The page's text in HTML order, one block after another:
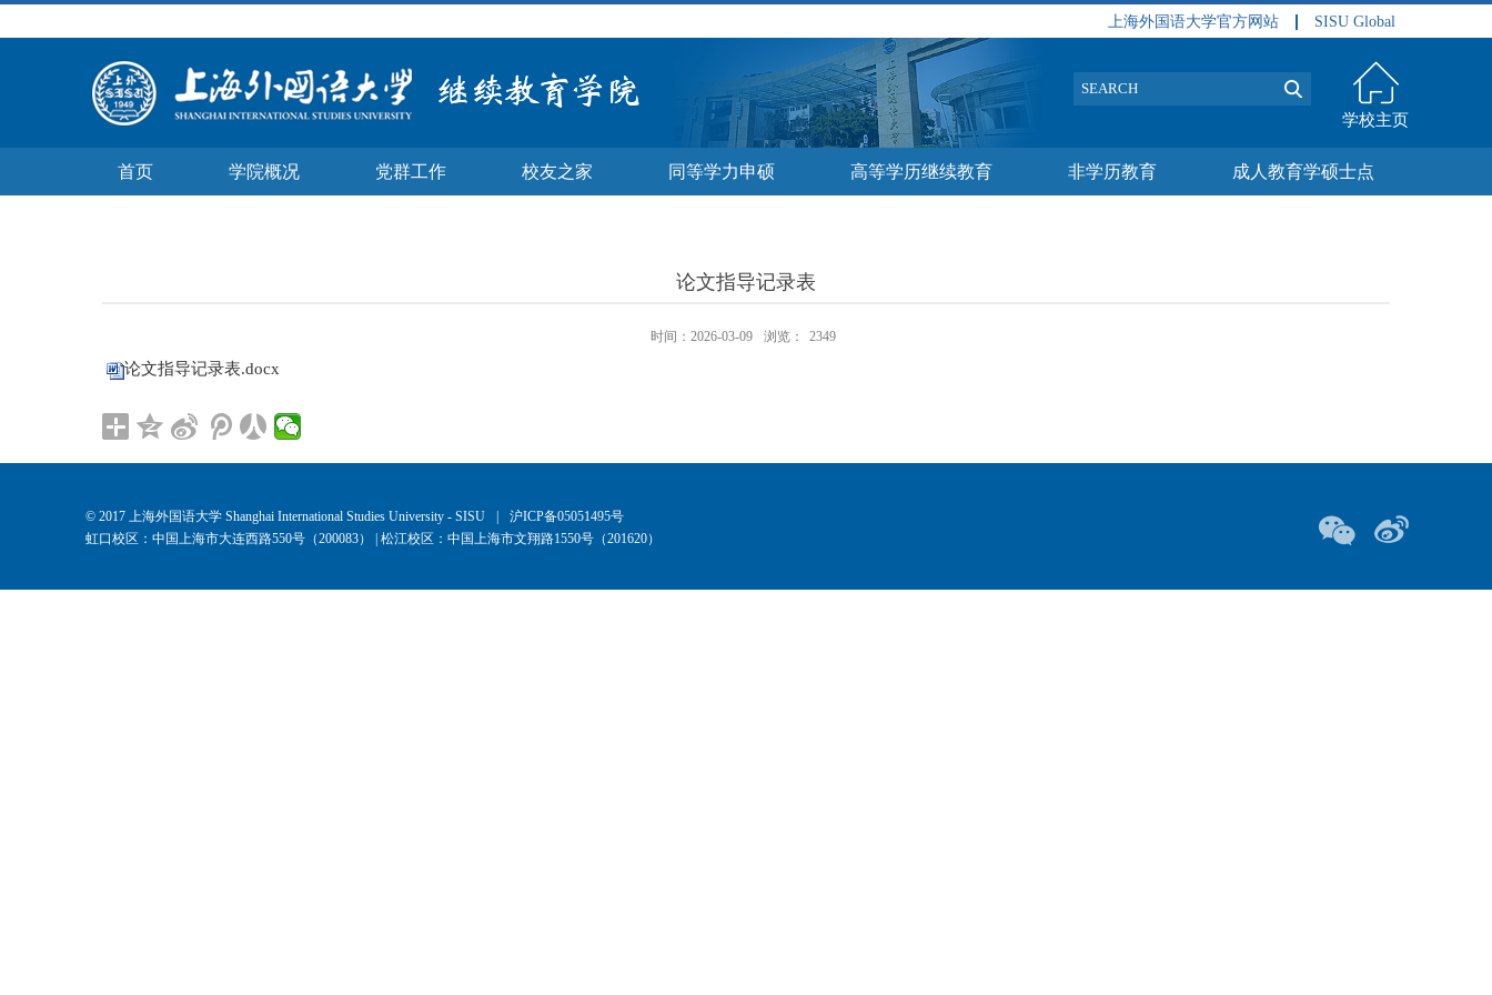
上海外国语大学官方网站 SISU Global
学校主页
首页 学院概况 党群工作 校友之家 同等学力申硕 高等学历继续教育 非学历教育 成人教育学硕士点
论文指导记录表
时间：2026-03-09 浏览： 2349
论文指导记录表.docx
© 2017 上海外国语大学 Shanghai International Studies University - SISU
沪ICP备05051495号
虹口校区：中国上海市大连西路550号（200083） | 松江校区：中国上海市文翔路1550号（201620）